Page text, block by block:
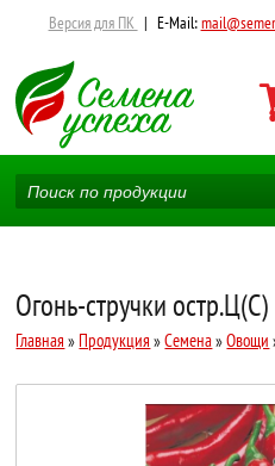
Версия для ПК | E-Mail:
Огонь-стручки остр.Ц(С)
Главная » Продукция »Семена»Овощи